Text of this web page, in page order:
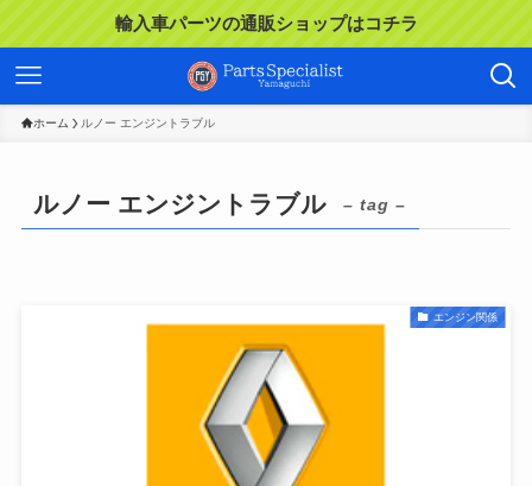
輸入車パーツの通販ショップはコチラ
ホーム ルノー エンジントラブル
ルノー エンジントラブル – tag –
エンジン関係